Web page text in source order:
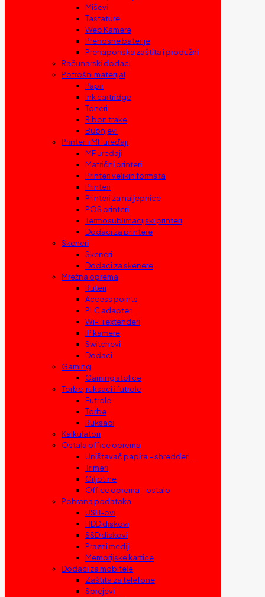
Miševi
Tastature
Web Kamere
Prenosne baterije
Prenaponska zaštita i produžni
Računarski dodaci
Potrošni materijal
Papir
Ink cartridge
Toneri
Ribon trake
Bubnjevi
Printeri i MF uređaji
MF uređaji
Matrični printeri
Printeri velikih formata
Printeri
Printeri za naljepnice
POS printeri
Termosublimacijski printeri
Dodaci za printere
Skeneri
Skeneri
Dodaci za skenere
Mrežna oprema
Ruteri
Access points
PLC adapteri
Wi-Fi extenderi
IP kamere
Switchevi
Dodaci
Gaming
Gaming stolice
Torbe, ruksaci i futrole
Futrole
Torbe
Ruksaci
Kalkulatori
Ostala office oprema
Uništavač papira – shredderi
Trimeri
Giljotine
Office oprema – ostalo
Pohrana podataka
USB-ovi
HDD diskovi
SSD diskovi
Prazni mediji
Memorijske kartice
Dodaci za mobitele
Zaštita za telefone
Sprejevi